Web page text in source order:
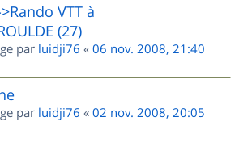
VTT à
(27)
par luidji76 « 06 nov. 2008, 21:40
par luidji76 « 02 nov. 2008, 20:05